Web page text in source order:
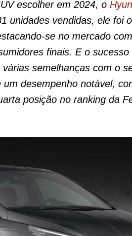
escolher em 2024, o
unidades vendidas, ele foi
se no mercado
finais. E o
semelhanças com o
desempenho notável,
posição no ranking da